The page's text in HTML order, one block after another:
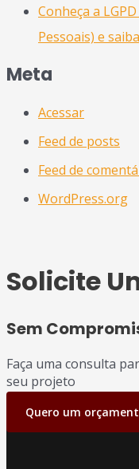
Conheça a
Pessoais) e
Meta
Acessar
Feed de posts
Feed de
WordPress.org
Solicite
Sem
Faça uma consulta
seu projeto
Quero um